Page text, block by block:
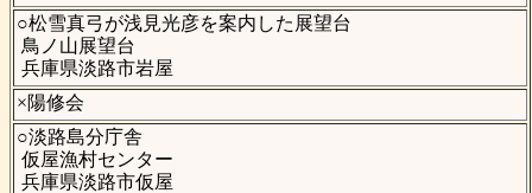
○松雪真弓が浅見光彦を案内した展望台
鳥ノ山展望台
兵庫県淡路市岩屋
×陽修会
○淡路島分庁舎
仮屋漁村センター
兵庫県淡路市仮屋